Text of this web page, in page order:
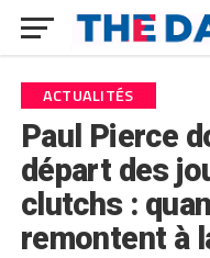
ACTUALITÉS
Paul Pierce
départ des
clutchs :
remontent à